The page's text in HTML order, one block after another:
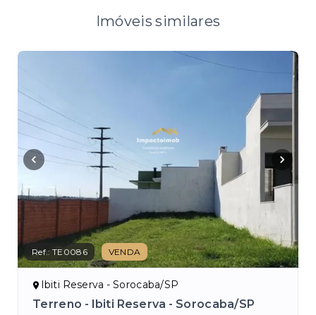
Imóveis similares
Ref.:TE0086 VENDA
Ibiti Reserva - Sorocaba/SP
Terreno - Ibiti Reserva - Sorocaba/SP